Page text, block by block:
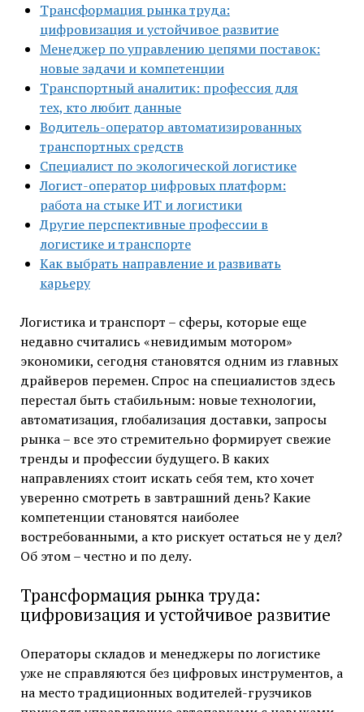
Трансформация рынка труда:
цифровизация и устойчивое развитие
Менеджер по управлению цепями поставок:
новые задачи и компетенции
Транспортный аналитик: профессия для
тех, кто любит данные
Водитель-оператор автоматизированных
транспортных средств
Специалист по экологической логистике
Логист-оператор цифровых платформ:
работа на стыке ИТ и логистики
Другие перспективные профессии в
логистике и транспорте
Как выбрать направление и развивать
карьеру
Логистика и транспорт – сферы, которые еще
недавно считались «невидимым мотором»
экономики, сегодня становятся одним из главных
драйверов перемен. Спрос на специалистов здесь
перестал быть стабильным: новые технологии,
автоматизация, глобализация доставки, запросы
рынка – все это стремительно формирует свежие
тренды и профессии будущего. В каких
направлениях стоит искать себя тем, кто хочет
уверенно смотреть в завтрашний день? Какие
компетенции становятся наиболее
востребованными, а кто рискует остаться не у дел?
Об этом – честно и по делу.
Трансформация рынка труда:
цифровизация и устойчивое развитие
Операторы складов и менеджеры по логистике
уже не справляются без цифровых инструментов, а
на место традиционных водителей-грузчиков